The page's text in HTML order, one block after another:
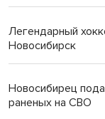
Легендарный
Новосибирск
Новосибирец
раненых на СВО